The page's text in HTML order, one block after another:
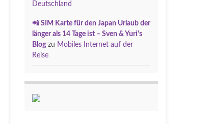
Deutschland
📲 SIM Karte für den Japan Urlaub der
länger als 14 Tage ist – Sven & Yuri's
Blogzu Mobiles Internet auf der
Reise